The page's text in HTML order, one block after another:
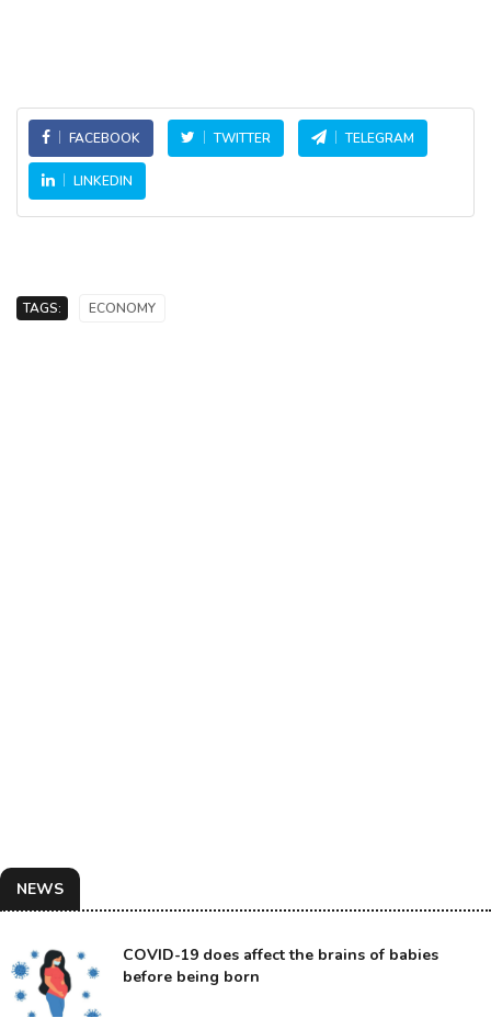
FACEBOOK TWITTER TELEGRAM
LINKEDIN
TAGS: ECONOMY
NEWS
COVID-19 does affect the brains of babies
before being born